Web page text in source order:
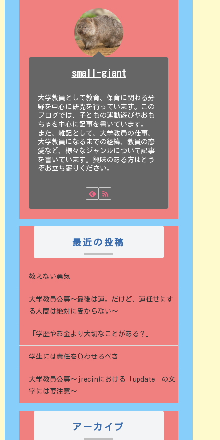
small-giant
大学教員として教育、保育に関わる分
野を中心に研究を行っています。この
ブログでは、子どもの運動遊びやおも
ちゃを中心に記事を書いています。
また、雑記として、大学教員の仕事、
大学教員になるまでの経緯、教員の恋
愛など、様々なジャンルについて記事
を書いています。興味のある方はどう
ぞお立ち寄りください。
最近の投稿
教えない勇気
大学教員公募〜最後は運。だけど、運任せにす
る人間は絶対に受からない〜
「学歴やお金より大切なことがある？」
学生には責任を負わせるべき
大学教員公募～jrecinにおける「update」の文
字には要注意～
アーカイブ